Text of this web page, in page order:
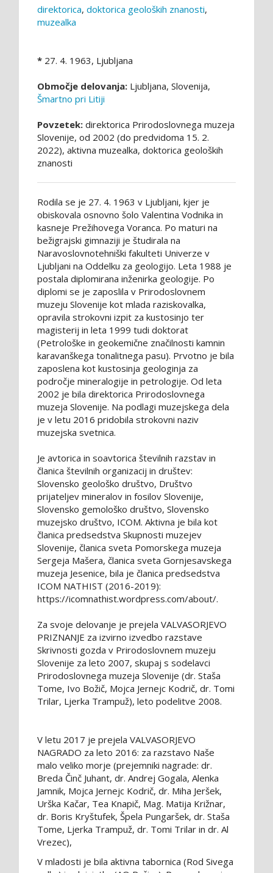
direktorica, doktorica geoloških znanosti,
muzealka
* 27. 4. 1963, Ljubljana
Območje delovanja: Ljubljana, Slovenija,
Šmartno pri Litiji
Povzetek: direktorica Prirodoslovnega muzeja
Slovenije, od 2002 (do predvidoma 15. 2.
2022), aktivna muzealka, doktorica geoloških
znanosti
Rodila se je 27. 4. 1963 v Ljubljani, kjer je
obiskovala osnovno šolo Valentina Vodnika in
kasneje Prežihovega Voranca. Po maturi na
bežigrajski gimnaziji je študirala na
Naravoslovnotehniški fakulteti Univerze v
Ljubljani na Oddelku za geologijo. Leta 1988 je
postala diplomirana inženirka geologije. Po
diplomi se je zaposlila v Prirodoslovnem
muzeju Slovenije kot mlada raziskovalka,
opravila strokovni izpit za kustosinjo ter
magisterij in leta 1999 tudi doktorat
(Petrološke in geokemične značilnosti kamnin
karavanškega tonalitnega pasu). Prvotno je bila
zaposlena kot kustosinja geologinja za
področje mineralogije in petrologije. Od leta
2002 je bila direktorica Prirodoslovnega
muzeja Slovenije. Na podlagi muzejskega dela
je v letu 2016 pridobila strokovni naziv
muzejska svetnica.
Je avtorica in soavtorica številnih razstav in
članica številnih organizacij in društev:
Slovensko geološko društvo, Društvo
prijateljev mineralov in fosilov Slovenije,
Slovensko gemološko društvo, Slovensko
muzejsko društvo, ICOM. Aktivna je bila kot
članica predsedstva Skupnosti muzejev
Slovenije, članica sveta Pomorskega muzeja
Sergeja Mašera, članica sveta Gornjesavskega
muzeja Jesenice, bila je članica predsedstva
ICOM NATHIST (2016-2019):
https://icomnathist.wordpress.com/about/.
Za svoje delovanje je prejela VALVASORJEVO
PRIZNANJE za izvirno izvedbo razstave
Skrivnosti gozda v Prirodoslovnem muzeju
Slovenije za leto 2007, skupaj s sodelavci
Prirodoslovnega muzeja Slovenije (dr. Staša
Tome, Ivo Božič, Mojca Jernejc Kodrič, dr. Tomi
Trilar, Ljerka Trampuž), leto podelitve 2008.
V letu 2017 je prejela VALVASORJEVO
NAGRADO za leto 2016: za razstavo Naše
malo veliko morje (prejemniki nagrade: dr.
Breda Činč Juhant, dr. Andrej Gogala, Alenka
Jamnik, Mojca Jernejc Kodrič, dr. Miha Jeršek,
Urška Kačar, Tea Knapič, Mag. Matija Križnar,
dr. Boris Kryštufek, Špela Pungaršek, dr. Staša
Tome, Ljerka Trampuž, dr. Tomi Trilar in dr. Al
Vrezec),
V mladosti je bila aktivna tabornica (Rod Sivega